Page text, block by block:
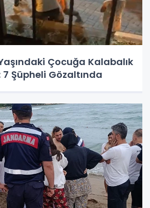
Çocuğa Kalabalık
7 Şüpheli Gözaltında